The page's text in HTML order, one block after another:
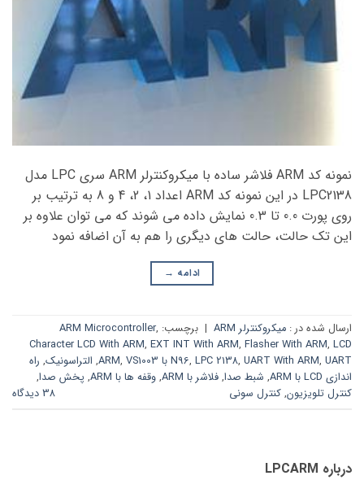
نمونه کد ARM فلاشر ساده با میکروکنترلر ARM سری LPC مدل
LPC2138 در این نمونه کد ARM اعداد 1، 2، 4 و 8 به ترتیب بر
روی پورت 0.0 تا 0.3 نمایش داده می شوند که می توان علاوه بر
این تک حالت، حالت های دیگری را هم به آن اضافه نمود
ادامه →
ارسال شده در : میکروکنترلر ARM | برچسب: ARM Microcontroller,
Character LCD With ARM, EXT INT With ARM, Flasher With ARM, LCD
N96, LPC 2138, UART With ARM, UART با ARM , VS1003
, التراسونیک, راه
اندازی LCD با ARM
, شبط صدا, فلاشر با ARM , وقفه ها با ARM , پخش صدا,
کنترل تلویزیون, کنترل سونی 38 دیدگاه
درباره LPCARM